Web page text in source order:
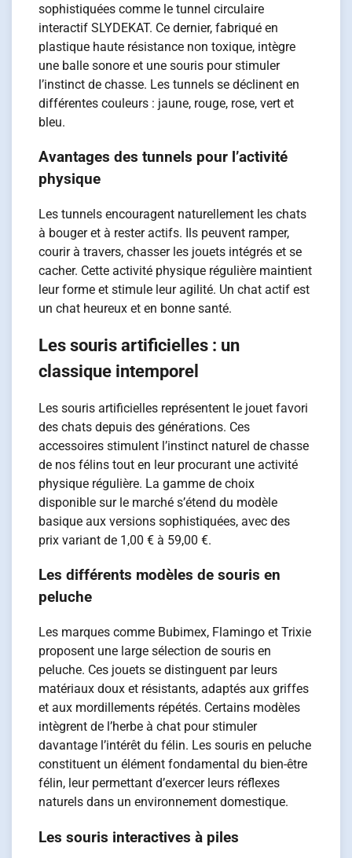
sophistiquées comme le tunnel circulaire
interactif SLYDEKAT. Ce dernier, fabriqué en
plastique haute résistance non toxique, intègre
une balle sonore et une souris pour stimuler
l’instinct de chasse. Les tunnels se déclinent en
différentes couleurs : jaune, rouge, rose, vert et
bleu.
Avantages des tunnels pour l’activité
physique
Les tunnels encouragent naturellement les chats
à bouger et à rester actifs. Ils peuvent ramper,
courir à travers, chasser les jouets intégrés et se
cacher. Cette activité physique régulière maintient
leur forme et stimule leur agilité. Un chat actif est
un chat heureux et en bonne santé.
Les souris artificielles : un
classique intemporel
Les souris artificielles représentent le jouet favori
des chats depuis des générations. Ces
accessoires stimulent l’instinct naturel de chasse
de nos félins tout en leur procurant une activité
physique régulière. La gamme de choix
disponible sur le marché s’étend du modèle
basique aux versions sophistiquées, avec des
prix variant de 1,00 € à 59,00 €.
Les différents modèles de souris en
peluche
Les marques comme Bubimex, Flamingo et Trixie
proposent une large sélection de souris en
peluche. Ces jouets se distinguent par leurs
matériaux doux et résistants, adaptés aux griffes
et aux mordillements répétés. Certains modèles
intègrent de l’herbe à chat pour stimuler
davantage l’intérêt du félin. Les souris en peluche
constituent un élément fondamental du bien-être
félin, leur permettant d’exercer leurs réflexes
naturels dans un environnement domestique.
Les souris interactives à piles